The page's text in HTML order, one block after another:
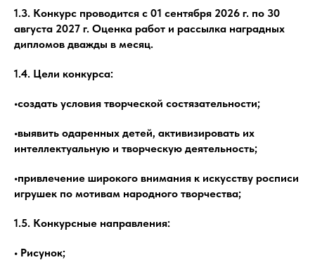
1.3. Конкурс проводится с 01 сентября 2026 г. по 30
августа 2027 г. Оценка работ и рассылка наградных
дипломов дважды в месяц.
1.4. Цели конкурса:
•создать условия творческой состязательности;
•выявить одаренных детей, активизировать их
интеллектуальную и творческую деятельность;
•привлечение широкого внимания к искусству росписи
игрушек по мотивам народного творчества;
1.5. Конкурсные направления:
• Рисунок;